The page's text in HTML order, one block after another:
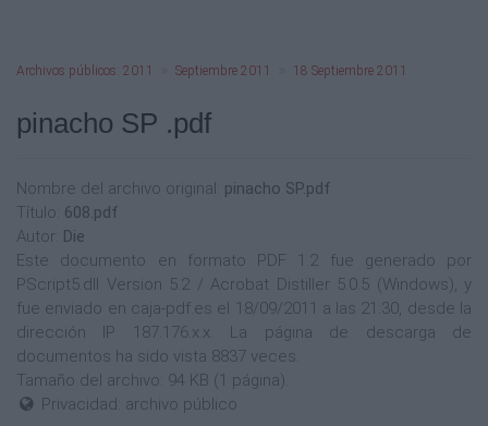
Archivos públicos: 2011 Septiembre 2011 18 Septiembre 2011
pinacho SP .pdf
Nombre del archivo original: pinacho SP.pdf
Título: 608.pdf
Autor: Die
Este documento en formato PDF 1.2 fue generado por
PScript5.dll Version 5.2 / Acrobat Distiller 5.0.5 (Windows), y
fue enviado en caja-pdf.es el 18/09/2011 a las 21:30, desde la
dirección IP 187.176.x.x. La página de descarga de
documentos ha sido vista 8837 veces.
Tamaño del archivo: 94 KB (1 página).
Privacidad: archivo público